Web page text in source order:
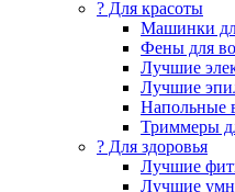
? Для красоты
Машинки
Фены для
Лучшие
Лучшие
Напольные
Триммеры
? Для здоровья
Лучшие
Лучшие